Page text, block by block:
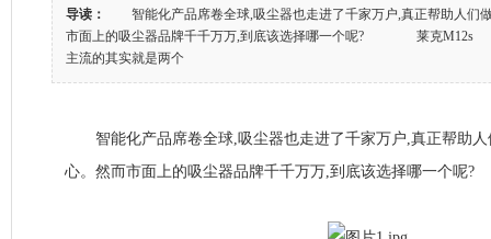
导读：
智能化产品席卷全球,吸尘器也走进了千家万户,真正帮助人们
市面上的吸尘器品牌千千万万,到底该选择哪一个呢? 莱克M12s
主流的其实就是两个
智能化产品席卷全球,吸尘器也走进了千家万户,真正帮助人
心。然而市面上的吸尘器品牌千千万万,到底该选择哪一个呢?